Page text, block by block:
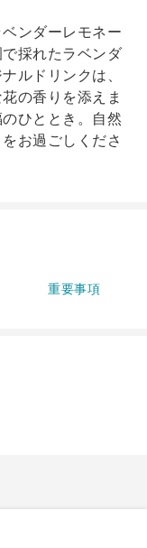
ンダーレモネー
採れたラベンダ
ルドリンクは、
の香りを添えま
ひととき。自然
お過ごしくださ
重要事項